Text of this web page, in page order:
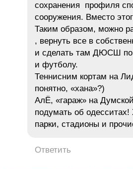
сохранения профиля
сооружения. Вместо
Таким образом, можно
, вернуть все в
и сделать там ДЮСШ по
и футболу.
Теннисним кортам на
понятно, «хана»?)
АлЁ, «гараж» на
подумать об
парки, стадионы и
Ответить